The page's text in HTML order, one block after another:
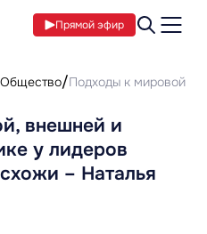
Прямой эфир
Общество Подходы к мировой,
внешней и
у лидеров
– Наталья